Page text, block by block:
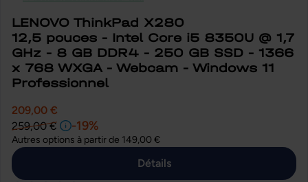
LENOVO ThinkPad X280
12,5 pouces - Intel Core i5 8350U @ 1,7
GHz - 8 GB DDR4 - 250 GB SSD - 1366
x 768 WXGA - Webcam - Windows 11
Professionnel
209,00 €
259,00 €
-19%
Autres options à partir de 149,00 €
Détails